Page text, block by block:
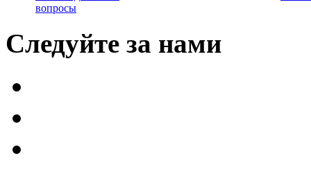
вопросы
Следуйте за нами